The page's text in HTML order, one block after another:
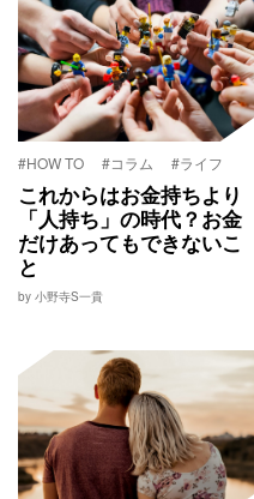
#HOW TO #コラム #ライフ
これからはお金持ちより
「人持ち」の時代？お金
だけあってもできないこ
と
by 小野寺S一貴